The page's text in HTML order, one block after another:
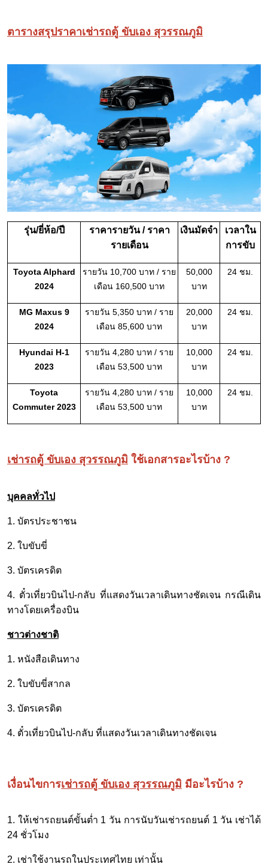
ตารางสรุปราคาเช่ารถตู้ ขับเอง สุวรรณภูมิ
รุ่น/ยี่ห้อ/ปี
ราคารายวัน / ราคา
รายเดือน
เงินมัดจำ
เวลาใน
การขับ
Toyota Alphard
2024
รายวัน 10,700 บาท / ราย
เดือน 160,500 บาท
50,000
บาท
24 ชม.
MG Maxus 9
2024
รายวัน 5,350 บาท / ราย
เดือน 85,600 บาท
20,000
บาท
24 ชม.
Hyundai H-1
2023
รายวัน 4,280 บาท / ราย
เดือน 53,500 บาท
10,000
บาท
24 ชม.
Toyota
Commuter 2023
รายวัน 4,280 บาท / ราย
เดือน 53,500 บาท
10,000
บาท
24 ชม.
เช่ารถตู้ ขับเอง สุวรรณภูมิ ใช้เอกสารอะไรบ้าง ?
บุคคลทั่วไป
1. บัตรประชาชน
2. ใบขับขี่
3. บัตรเครดิต
4. ตั๋วเที่ยวบินไป-กลับ ที่แสดงวันเวลาเดินทางชัดเจน กรณีเดิน
ทางโดยเครื่องบิน
ชาวต่างชาติ
1. หนังสือเดินทาง
2. ใบขับขี่สากล
3. บัตรเครดิต
4. ตั๋วเที่ยวบินไป-กลับ ที่แสดงวันเวลาเดินทางชัดเจน
เงื่อนไขการเช่ารถตู้ ขับเอง สุวรรณภูมิ มีอะไรบ้าง ?
1. ให้เช่ารถยนต์ขั้นต่ำ 1 วัน การนับวันเช่ารถยนต์ 1 วัน เช่าได้
24 ชั่วโมง
2. เช่าใช้งานรถในประเทศไทย เท่านั้น